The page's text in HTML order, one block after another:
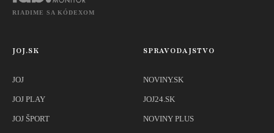
RIADIME SA KÓDEXOM
JOJ.SK
JOJ
JOJ PLAY
JOJ ŠPORT
SPRAVODAJSTVO
NOVINY.SK
JOJ24.SK
NOVINY PLUS